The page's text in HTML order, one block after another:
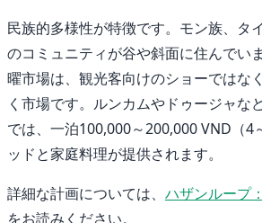
民族的多様性が特徴です。モン族、タ
のコミュニティが谷や斜面に住んでい
曜市場は、観光客向けのショーではな
く市場です。ルンカムやドゥージャな
では、一泊100,000～200,000 VND（4
ッドと家庭料理が提供されます。
詳細な計画については、 ハザンループ
をお読みください。